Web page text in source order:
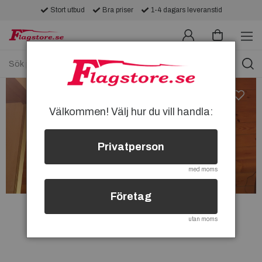
Stort utbud Bra priser 1-4 dagars leveranstid
Välkommen! Välj hur du vill handla:
Privatperson
med moms
Företag
utan moms